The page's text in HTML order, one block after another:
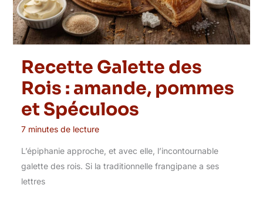
Recette Galette des
Rois : amande, pommes
et Spéculoos
7 minutes de lecture
L’épiphanie approche, et avec elle, l’incontournable
galette des rois. Si la traditionnelle frangipane a ses
lettres